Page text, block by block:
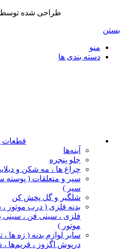
طراحی شده توسط
بستن
منو
دسته بندی ها
قطعات
آینه‌ها
جلو پنجره
چراغ‌ ها ، مه‌ شکن و
سپر و متعلقات ( پوسته
سپر )
شلگیر و گل‌ پخش‌ کن
بدنه فلزی ( درب موتور ،
فلزی ، سینی فن ، سینی
موتور )
سایر لوازم بدنه ( زه ها ،
درپوش اگزوز ، فریم‌ها